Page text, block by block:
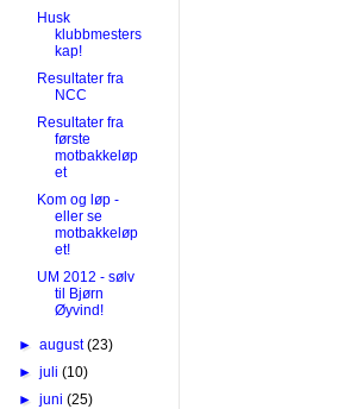
Husk
klubbmesters
kap!
Resultater fra
NCC
Resultater fra
første
motbakkeløp
et
Kom og løp -
eller se
motbakkeløp
et!
UM 2012 - sølv
til Bjørn
Øyvind!
►august(23)
►juli(10)
►juni(25)